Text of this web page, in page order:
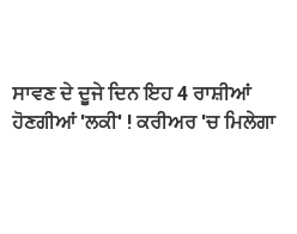
ਸਾਵਣ ਦੇ ਦੂਜੇ ਦਿਨ ਇਹ 4 ਰਾਸ਼ੀਆਂ
ਹੋਣਗੀਆਂ 'ਲਕੀ' ! ਕਰੀਅਰ 'ਚ ਮਿਲੇਗਾ